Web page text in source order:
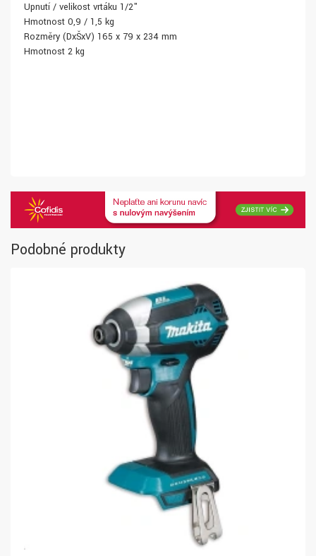
Upnutí / velikost vrtáku 1/2"
Hmotnost 0,9 / 1,5 kg
Rozměry (DxŠxV) 165 x 79 x 234 mm
Hmotnost 2 kg
Podobné produkty